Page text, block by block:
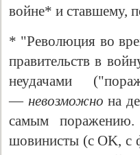
войне* и ставшему,
* "Революция во
пра­вительств в
неудачами
— невозможнона
самым
шовинисты (с OK, с